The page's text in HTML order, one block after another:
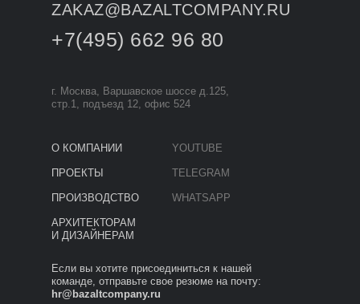
г. Москва, Варшавское шоссе д.125,
стр.1, подъезд 12, офис 524
Если вы хотите присоединиться к нашей
команде, отправьте свое резюме на почту:
hr@bazaltcompany.ru
+7(495) 662 96 80
ZAKAZ@BAZALTCOMPANY.RU
WHATSAPP
TELEGRAM
YOUTUBE
АРХИТЕКТОРАМ
И ДИЗАЙНЕРАМ
ПРОИЗВОДСТВО
ПРОЕКТЫ
О КОМПАНИИ